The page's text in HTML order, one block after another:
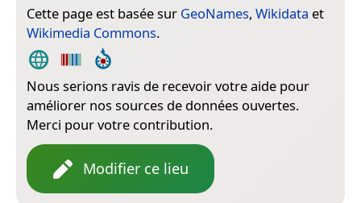
Cette page est basée sur GeoNames, Wikidata et
Wikimedia Commons.
Nous serions ravis de recevoir votre aide pour
améliorer nos sources de données ouvertes.
Merci pour votre contribution.
Modifier ce lieu